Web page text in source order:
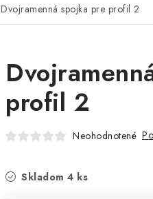
Dvojramenná spojka pre profil 2
profil 2
Neohodnotené
Skladom 4 ks